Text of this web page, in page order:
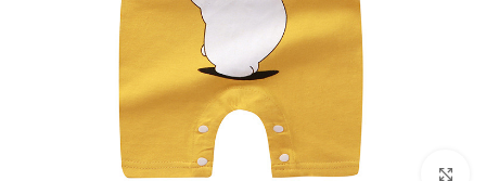
Click to enlarge